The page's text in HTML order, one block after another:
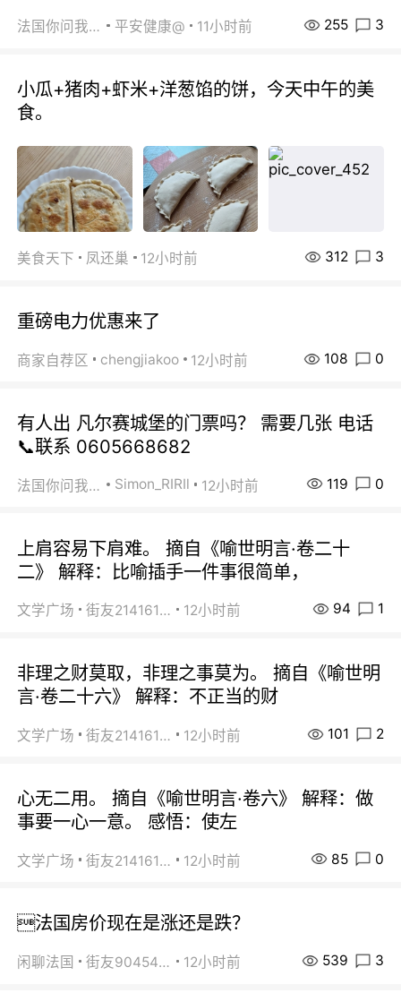
法国你问我答 平安健康@ 11小时前 255 3
小瓜+猪肉+虾米+洋葱馅的饼，今天中午的美
食。
美食天下 凤还巢 12小时前 312 3
重磅电力优惠来了
商家自荐区 chengjiakoo 12小时前 108 0
有人出 凡尔赛城堡的门票吗？ 需要几张 电话
📞联系 0605668682
法国你问我答 Simon_RIRIl 12小时前 119 0
上肩容易下肩难。 摘自《喻世明言·卷二十
二》 解释：比喻插手一件事很简单，
文学广场 街友21416156 12小时前 94 1
非理之财莫取，非理之事莫为。 摘自《喻世明
言·卷二十六》 解释：不正当的财
文学广场 街友21416156 12小时前 101 2
心无二用。 摘自《喻世明言·卷六》 解释：做
事要一心一意。 感悟：使左
文学广场 街友21416156 12小时前 85 0
法国房价现在是涨还是跌？
闲聊法国 街友90454511 12小时前 539 3